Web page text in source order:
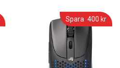
Spara 400 kr